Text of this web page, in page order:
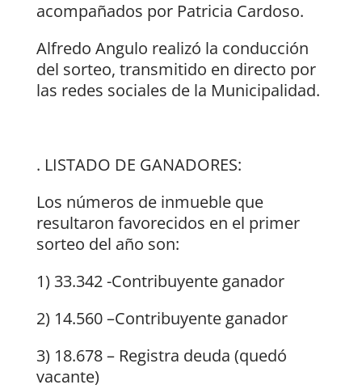
acompañados por Patricia Cardoso.
Alfredo Angulo realizó la conducción
del sorteo, transmitido en directo por
las redes sociales de la Municipalidad.
. LISTADO DE GANADORES:
Los números de inmueble que
resultaron favorecidos en el primer
sorteo del año son:
1) 33.342 -Contribuyente ganador
2) 14.560 –Contribuyente ganador
3) 18.678 – Registra deuda (quedó
vacante)